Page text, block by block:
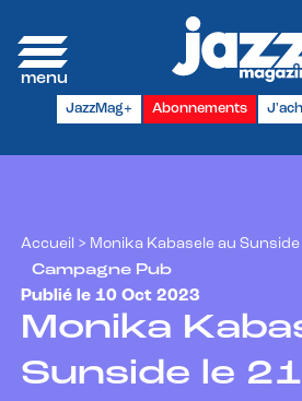
JazzMag+ Abonnements
Accueil > Monika Kabasele au
Campagne Pub
Publié le 10 Oct 2023
Monika
Sunside le 21